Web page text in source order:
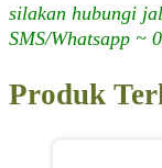
silakan hubungi
SMS/Whatsapp ~
Produk